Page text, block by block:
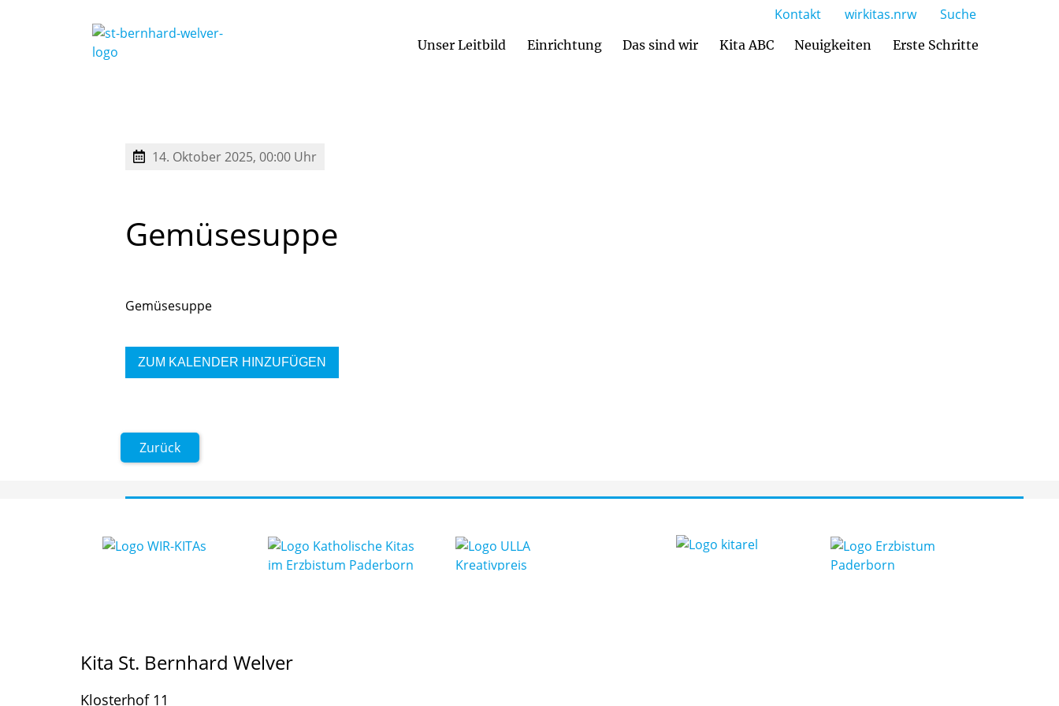
Unser Leitbild Einrichtung Das sind wir Kita ABC Neuigkeiten Erste Schritte
Kontakt wirkitas.nrw Suche
14. Oktober 2025, 00:00 Uhr
Gemüsesuppe
Gemüsesuppe
ZUM KALENDER HINZUFÜGEN
Zurück
Kita St. Bernhard Welver
Klosterhof 11